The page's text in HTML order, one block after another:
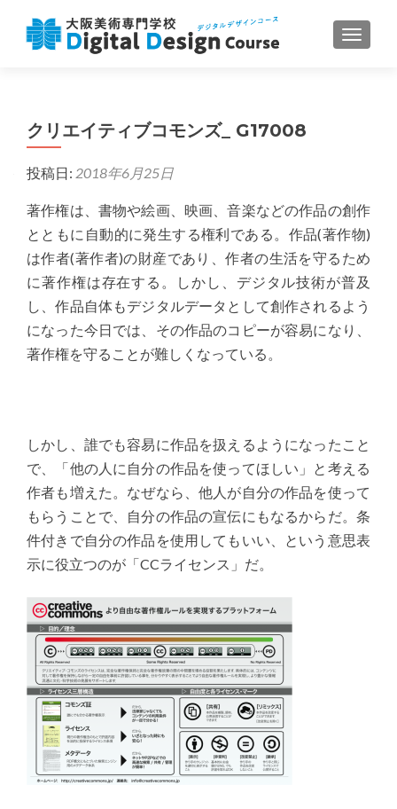
ナビゲ
クリエイティブコモンズ_ G17008
投稿日: 2018年6月25日
著作権は、書物や絵画、映画、音楽などの作品の創作
とともに自動的に発生する権利である。作品(著作物)
は作者(著作者)の財産であり、作者の生活を守るため
に著作権は存在する。しかし、デジタル技術が普及
し、作品自体もデジタルデータとして創作されるよう
になった今日では、その作品のコピーが容易になり、
著作権を守ることが難しくなっている。
しかし、誰でも容易に作品を扱えるようになったこと
で、「他の人に自分の作品を使ってほしい」と考える
作者も増えた。なぜなら、他人が自分の作品を使って
もらうことで、自分の作品の宣伝にもなるからだ。条
件付きで自分の作品を使用してもいい、という意思表
示に役立つのが「CCライセンス」だ。